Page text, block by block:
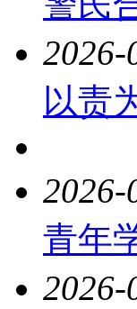
2026-
以责
2026-
青年
2026-